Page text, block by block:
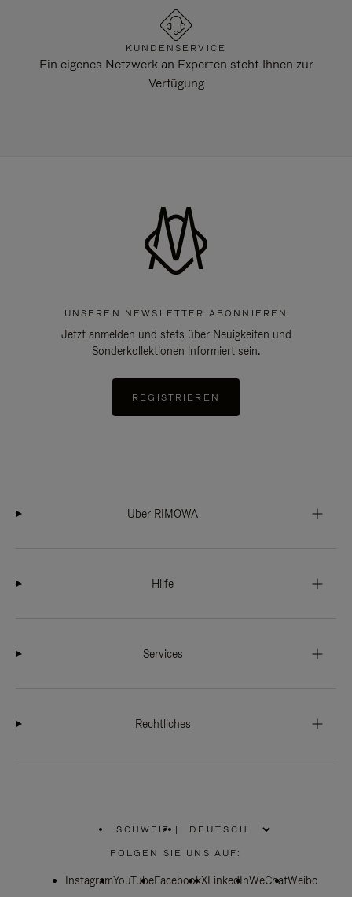
KUNDENSERVICE
Ein eigenes Netzwerk an Experten steht Ihnen zur
Verfügung
UNSEREN NEWSLETTER ABONNIEREN
Jetzt anmelden und stets über Neuigkeiten und
Sonderkollektionen informiert sein.
REGISTRIEREN
Über RIMOWA
Hilfe
Services
Rechtliches
SCHWEIZ
WÄHLEN
SIE
REGION
|
FOLGEN SIE UNS AUF:
InstagramYouTubeFacebookXLinkedInWeChatWeibo